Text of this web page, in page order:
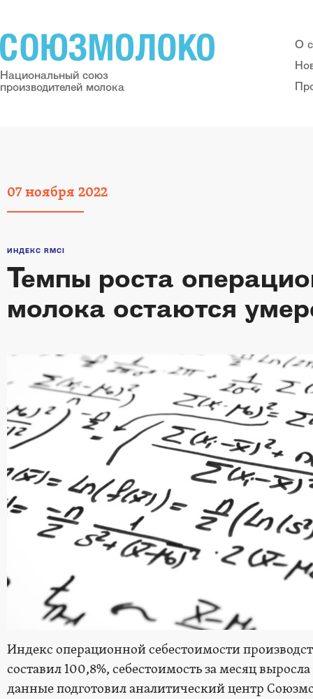
Национальный союз
производителей молока
О
07ноября 2022
ИНДЕКС RMCI
Темпы роста
молока остаются
Индекс операционной себестоимости
составил 100,8%, себестоимость за месяц
данные подготовил аналитический центр